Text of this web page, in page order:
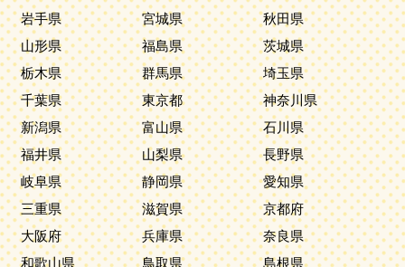
岩手県
宮城県
秋田県
山形県
福島県
茨城県
栃木県
群馬県
埼玉県
千葉県
東京都
神奈川県
新潟県
富山県
石川県
福井県
山梨県
長野県
岐阜県
静岡県
愛知県
三重県
滋賀県
京都府
大阪府
兵庫県
奈良県
和歌山県
鳥取県
島根県